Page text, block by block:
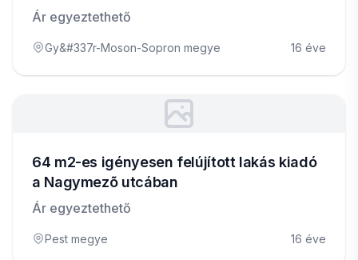
Ár egyeztethető
Gy&#337r-Moson-Sopron megye 16 éve
64 m2-es igényesen felújított lakás kiadó
a Nagymezõ utcában
Ár egyeztethető
Pest megye 16 éve